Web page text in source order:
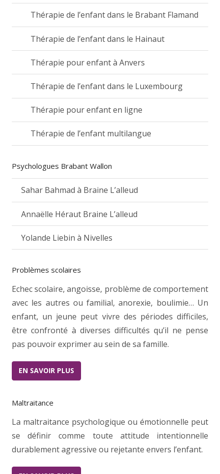
Thérapie de l’enfant dans le Brabant Flamand
Thérapie de l’enfant dans le Hainaut
Thérapie pour enfant à Anvers
Thérapie de l’enfant dans le Luxembourg
Thérapie pour enfant en ligne
Thérapie de l’enfant multilangue
Psychologues Brabant Wallon
Sahar Bahmad à Braine L’alleud
Annaëlle Héraut Braine L’alleud
Yolande Liebin à Nivelles
Problèmes scolaires
Echec scolaire, angoisse, problème de comportement
avec les autres ou familial, anorexie, boulimie… Un
enfant, un jeune peut vivre des périodes difficiles,
être confronté à diverses difficultés qu’il ne pense
pas pouvoir exprimer au sein de sa famille.
EN SAVOIR PLUS
Maltraitance
La maltraitance psychologique ou émotionnelle peut
se définir comme toute attitude intentionnelle
durablement agressive ou rejetante envers l’enfant.